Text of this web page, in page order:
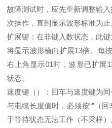
故障测试时，应先重新调整输
次操作，直到显示波形标准为止
扩展键：在非键入数状态，此
将显示波形横向扩展13倍。每
右上角显示01时，波形已扩展
状态。
速度键（）：回车与速度键为
与电缆长度值时，必须按“”（
于等待状态无法工作（不采样